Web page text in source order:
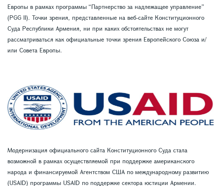
Европы в рамках программы “Партнерство за надлежащее управление”
(PGG II). Точки зрения, представленные на веб-сайте Конституционного
Суда Республики Армения, ни при каких обстоятельствах не могут
рассматриваться как официальные точки зрения Европейского Союза и/
или Совета Европы.
Модернизация официального сайта Конституционного Суда стала
возможной в рамках осуществляемой при поддержке американского
народа и финансируемой Агентством США по международному развитию
(USAID) программы USAID по поддержке сектора юстиции Армении.